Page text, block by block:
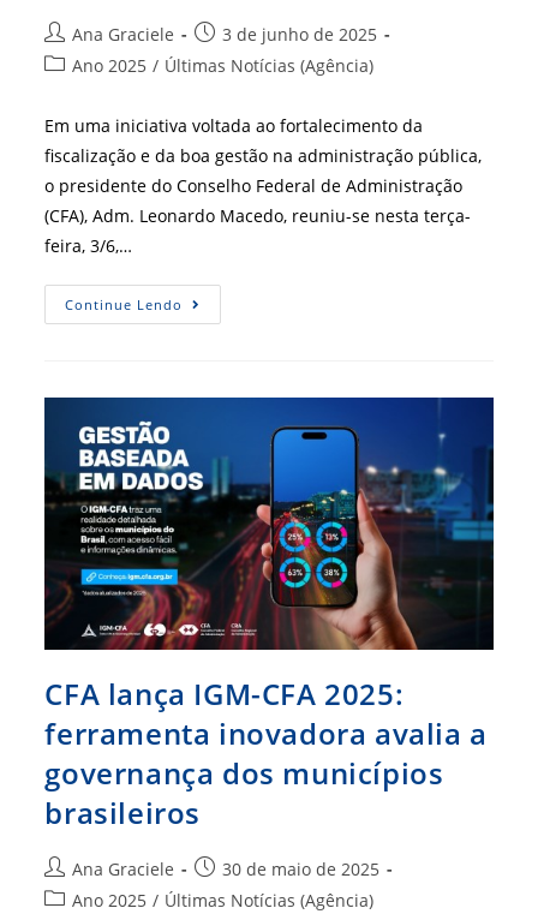
Autor
do
Ana Graciele
Post
publicado:
3 de junho de 2025
Categoria
post:
Ano 2025 / Últimas Notícias (Agência)
Em uma iniciativa voltada ao fortalecimento da
fiscalização e da boa gestão na administração pública,
o presidente do Conselho Federal de Administração
(CFA), Adm. Leonardo Macedo, reuniu-se nesta terça-
feira, 3/6,…
Continue Lendo CFA
E
Terceirizadas
Reunião
Institucional
CFA lança IGM-CFA 2025:
ferramenta inovadora avalia a
governança dos municípios
brasileiros
Autor
do
Ana Graciele
Post
publicado:
30 de maio de 2025
Categoria
Ano 2025 / Últimas Notícias (Agência)